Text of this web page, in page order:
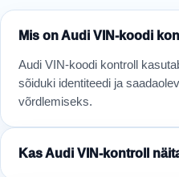
Mis on Audi VIN-koodi
Audi VIN-koodi kontroll
sõiduki identiteedi ja
võrdlemiseks.
Kas Audi VIN-kontroll